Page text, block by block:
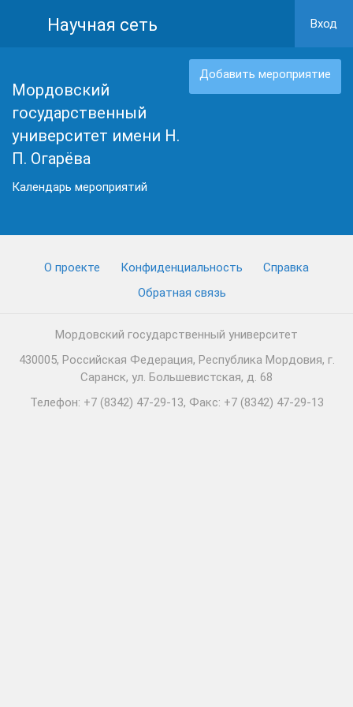
Научная сеть Вход
Мордовский
государственный
университет имени Н.
П. Огарёва
Календарь мероприятий
Добавить мероприятие
О проекте Конфиденциальность
Cправка
Обратная связь
Мордовский государственный университет
430005, Российская Федерация, Республика Мордовия, г.
Саранск, ул. Большевистская, д. 68
Телефон: +7 (8342) 47-29-13, Факс: +7 (8342) 47-29-13